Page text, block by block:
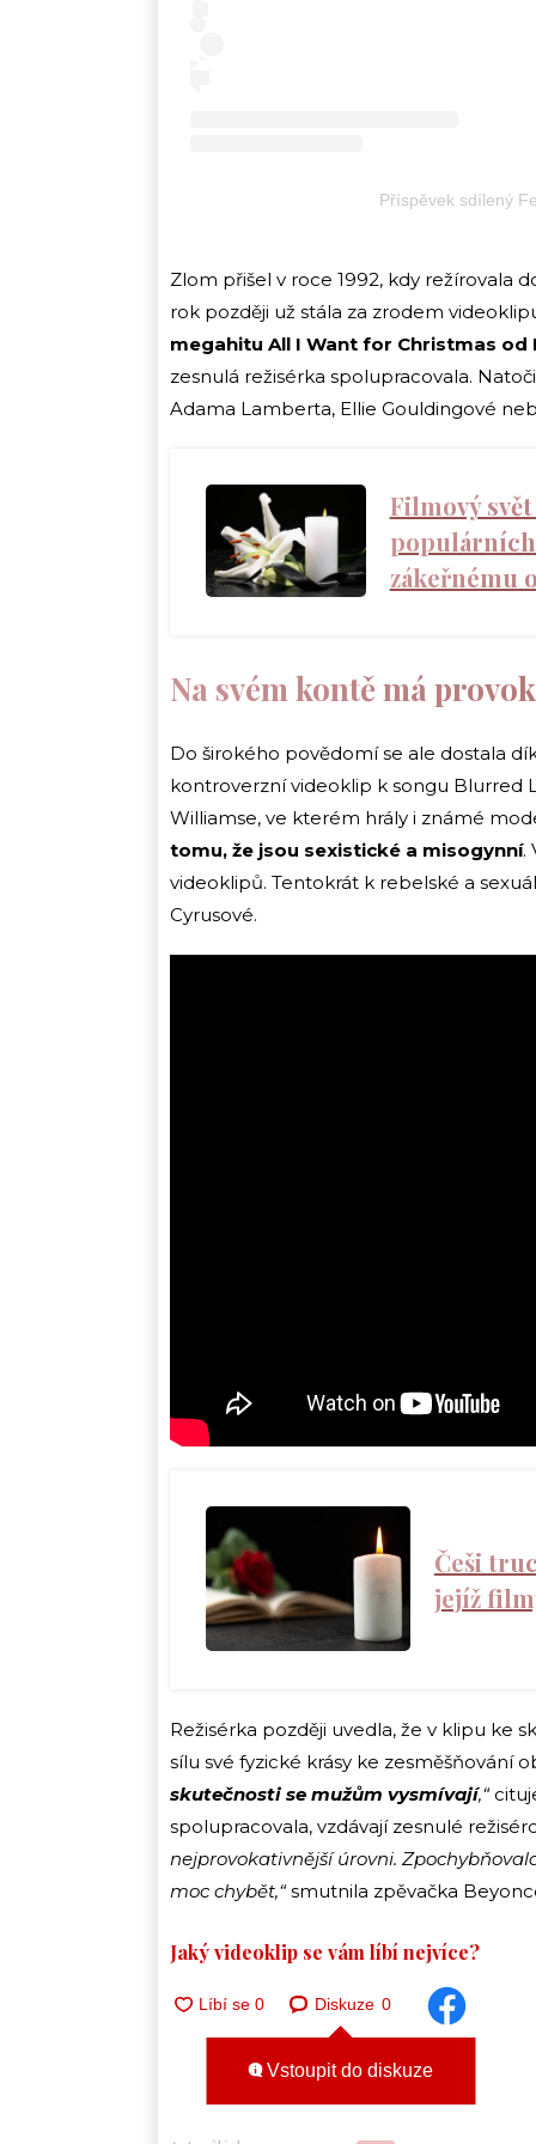
Příspěvek sdílený
Zlom přišel v roce 1992, kdy režírovala
rok později už stála za zrodem
megahitu All I Want for Christmas od
zesnulá režisérka spolupracovala.
Adama Lamberta, Ellie Gouldingové
Filmový
populárních
zákeřnému
Na svém kontě má
Do širokého povědomí se ale dostala
kontroverzní videoklip k songu Blurred
Williamse, ve kterém hrály i známé
tomu, že jsou sexistické a misogynní.
videoklipů. Tentokrát k rebelské a
Cyrusové.
Češi
jejíž
Režisérka později uvedla, že v klipu ke
sílu své fyzické krásy ke zesměšňování
skutečnosti se mužům vysmívají,“
spolupracovala, vzdávají zesnulé
nejprovokativnější úrovni.
moc chybět,“smutnila zpěvačka
Jaký videoklip se vám líbí nejvíce?
Diskuze 0
Vstoupit do diskuze